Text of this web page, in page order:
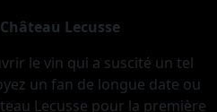
Lecusse
le vin qui a suscité un tel
un fan de longue date ou
Lecusse pour la première